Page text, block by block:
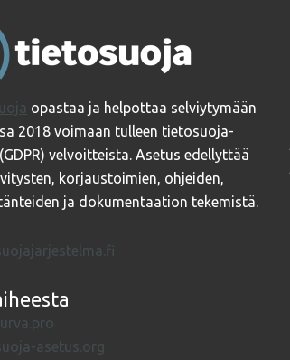
opastaa ja helpottaa selviytymään
2018 voimaan tulleen tietosuoja-
velvoitteista. Asetus edellyttää
korjaustoimien, ohjeiden,
ja dokumentaation tekemistä.
asetus.org